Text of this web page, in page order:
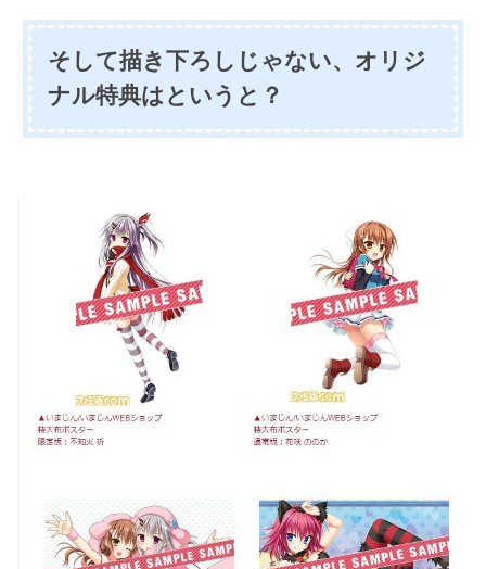
そして描き下ろしじゃない、オリジ
ナル特典はというと？